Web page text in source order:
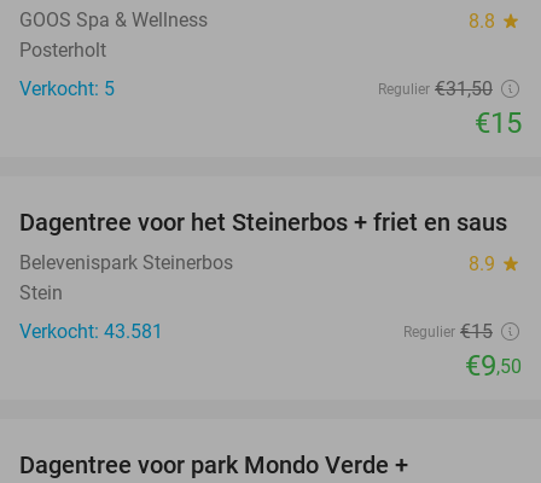
TODAY
GOOS Spa & Wellness 8.8 star
Posterholt
Verkocht: 5
Regulier €31,50
€15
37%
Dagentree voor het Steinerbos + friet en saus
Belevenispark Steinerbos 8.9 star
Stein
Verkocht: 43.581
Regulier €15
€9,50
Dagentree voor park Mondo Verde +